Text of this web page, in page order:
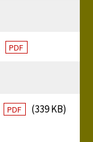
PDF
PDF
(339 KB)